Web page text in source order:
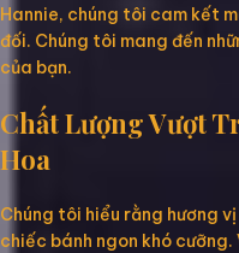
Hannie, chúng tôi cam kết
đối. Chúng tôi mang đến
của bạn.
Chất Lượng Vượt
Hoa
Chúng tôi hiểu rằng hương
chiếc bánh ngon khó cưỡng.